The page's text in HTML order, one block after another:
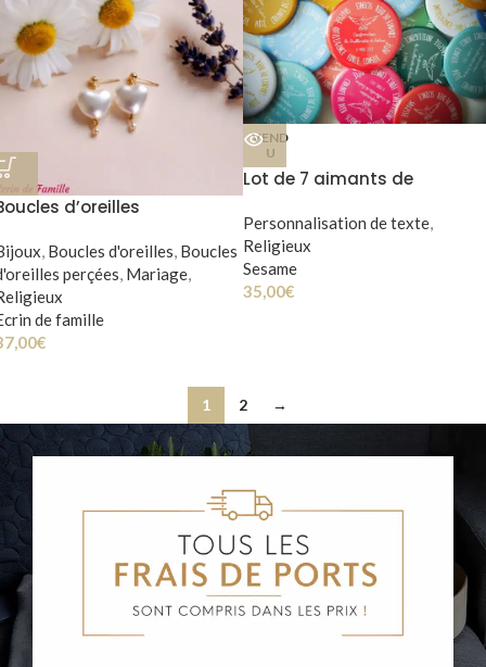
VEND
U
Lot de 7 aimants de
Personnalisation de texte,
Religieux
Sesame
35,00€
d’oreilles
, Boucles d'oreilles, Boucles
perçées, Mariage,
de famille
€
1 2 →